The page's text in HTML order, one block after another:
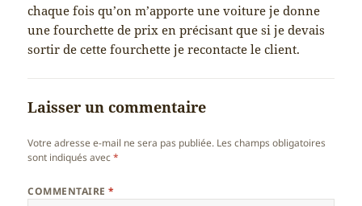
chaque fois qu’on m’apporte une voiture je donne
une fourchette de prix en précisant que si je devais
sortir de cette fourchette je recontacte le client.
Laisser un commentaire
Votre adresse e-mail ne sera pas publiée. Les champs obligatoires
sont indiqués avec*
COMMENTAIRE*